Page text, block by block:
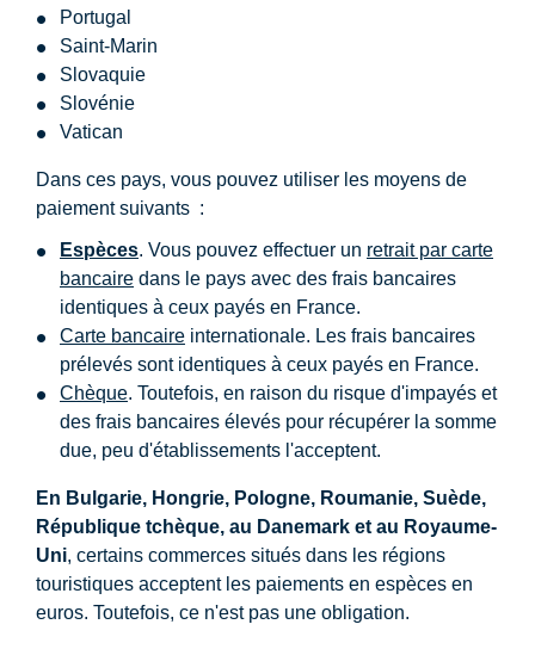
Portugal
Saint-Marin
Slovaquie
Slovénie
Vatican
Dans ces pays, vous pouvez utiliser les moyens de
paiement suivants :
Espèces. Vous pouvez effectuer un retrait par carte
bancaire dans le pays avec des frais bancaires
identiques à ceux payés en France.
Carte bancaire internationale. Les frais bancaires
prélevés sont identiques à ceux payés en France.
Chèque. Toutefois, en raison du risque d'impayés et
des frais bancaires élevés pour récupérer la somme
due, peu d'établissements l'acceptent.
En Bulgarie, Hongrie, Pologne, Roumanie, Suède,
République tchèque, au Danemark et au Royaume-
Uni, certains commerces situés dans les régions
touristiques acceptent les paiements en espèces en
euros. Toutefois, ce n'est pas une obligation.